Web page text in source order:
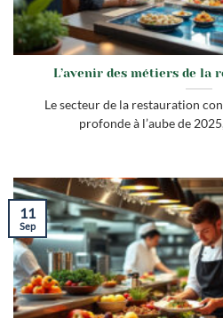
L’avenir des métiers de la
Le secteur de la restauration
profonde à l’aube de
11
Sep